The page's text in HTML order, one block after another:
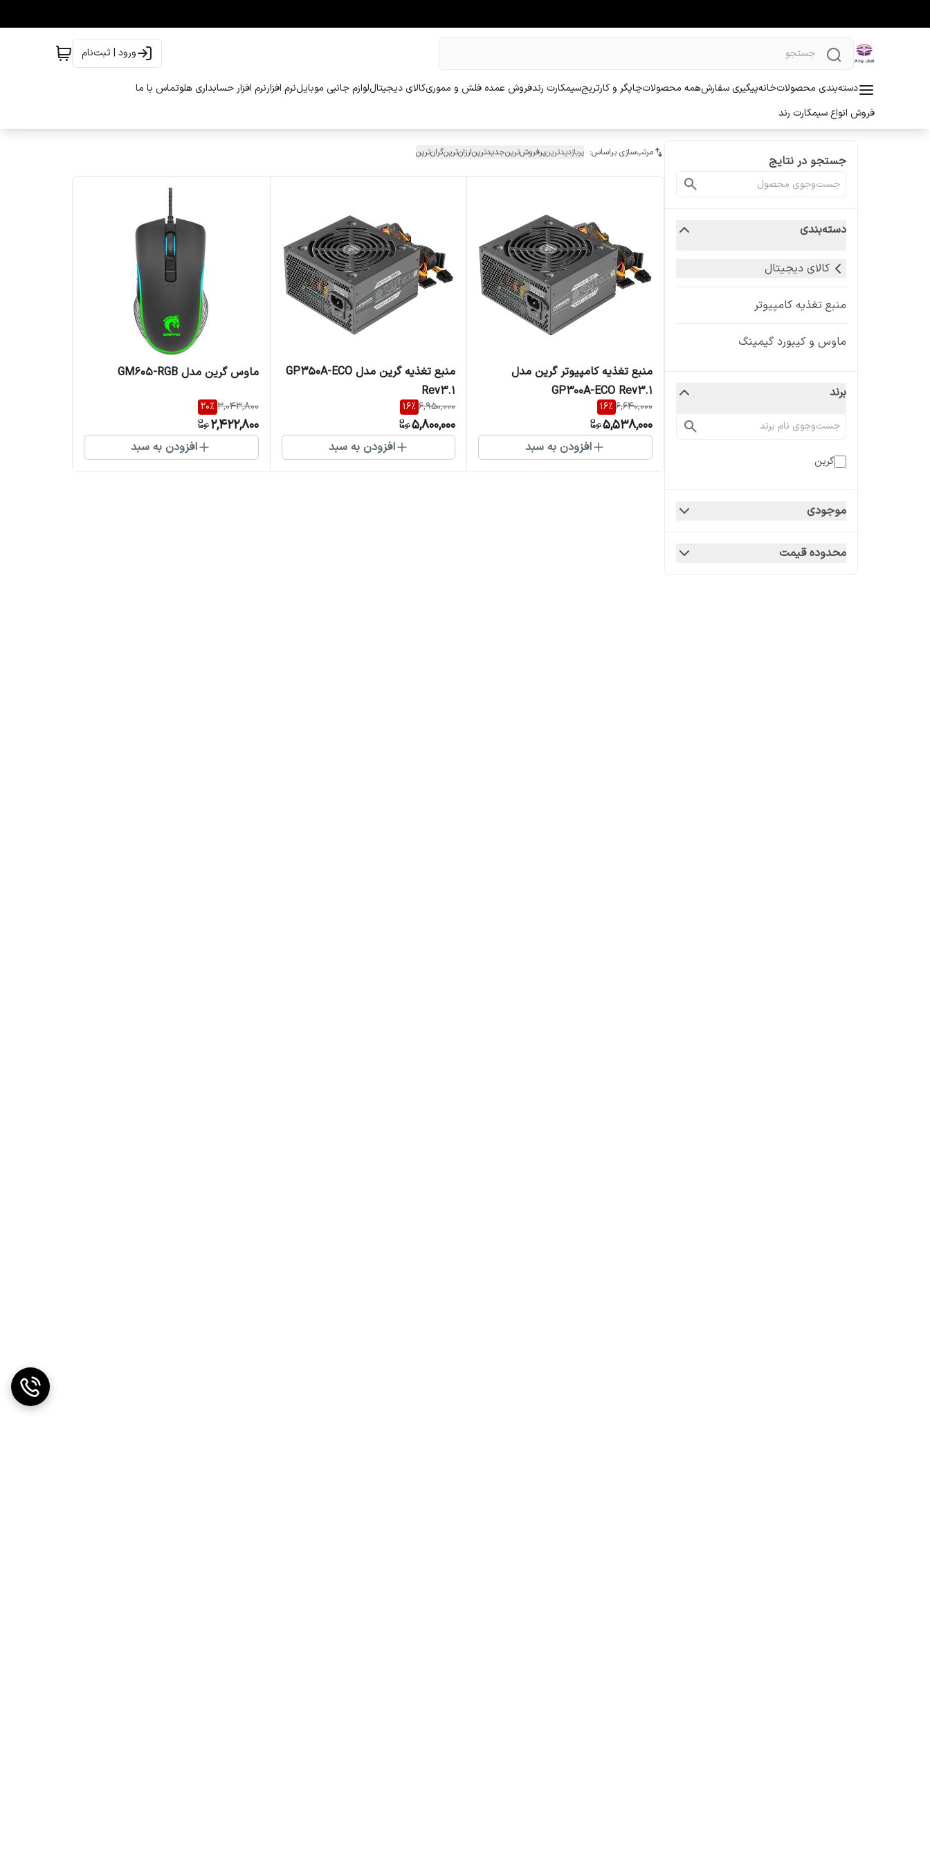
ورود | ثبت‌نام
دسته‌بندی محصولاتخانهپیگیری سفارشهمه محصولاتچاپگر و کارتریجسیمکارت رندفروش عمده فلش و مموریکالای دیجیتاللوازم جانبی موبایلنرم افزارنرم افزار حسابداری هلوتماس با ما
فروش انواع سیمکارت رند
جستجو در نتایج
دسته‌بندی
کالای دیجیتال
منبع تغذیه کامپیوتر
ماوس و کیبورد گیمینگ
برند
گرین
موجودی
محدوده قیمت
مرتب‌سازی براساس: پربازدیدترینپرفروش‌ترینجدیدترینارزان‌ترینگران‌ترین
منبع تغذیه کامپیوتر گرین مدل
GP300A-ECO Rev3.1
6,640,000
16%
5,538,000
افزودن به سبد
منبع تغذیه گرین مدل GP350A-ECO
Rev3.1
6,950,000
16%
5,800,000
افزودن به سبد
ماوس گرین مدل GM605-RGB
3,043,800
20%
2,422,800
افزودن به سبد